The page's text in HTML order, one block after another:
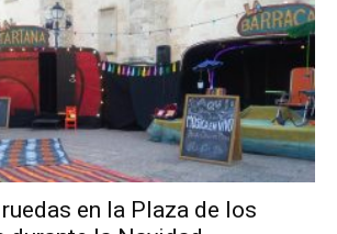
en la Plaza de los